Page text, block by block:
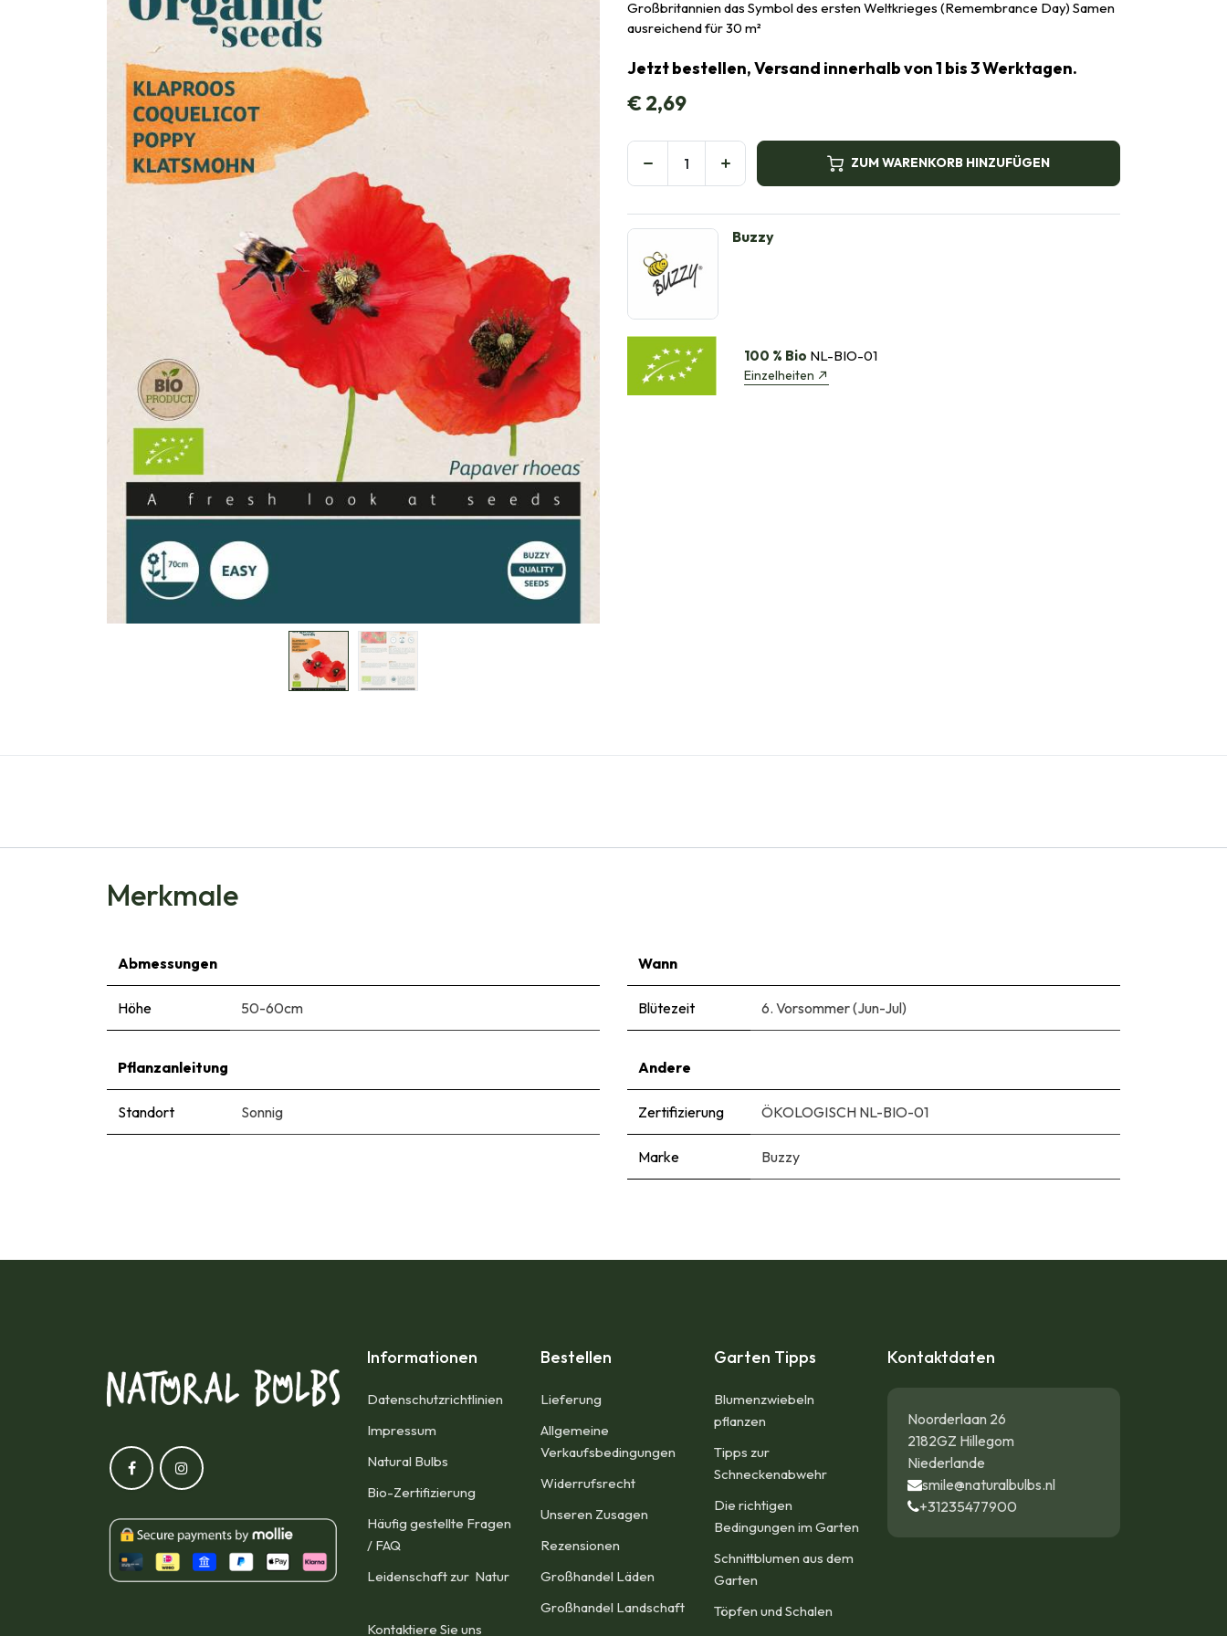
Großbritannien das Symbol des ersten Weltkrieges (Remembrance Day) Samen
ausreichend für 30 m²
Jetzt bestellen, Versand innerhalb von 1 bis 3 Werktagen.
€2,69
ZUM WARENKORB HINZUFÜGEN
Buzzy
100 % Bio NL-BIO-01
Einzelheiten
Merkmale
Abmessungen
Höhe 50-60cm
Wann
Blütezeit 6. Vorsommer (Jun-Jul)
Pflanzanleitung
Standort Sonnig
Andere
Zertifizierung ÖKOLOGISCH NL-BIO-01
Marke Buzzy
Informationen
Datenschutzrichtlinien
Impressum​
Natural Bulbs
Bio-Zertifizierung
Häufig gestellte Fragen
/ FAQ
Leidenschaft zur Natur
Kontaktiere Sie uns
Bestellen
Lieferung
Allgemeine
Verkaufsbedingungen​
Widerrufsrecht
Unseren Zusagen
Rezensionen​
Großhandel Läden
Großhandel Landschaft
Garten Tipps
Blumenzwiebeln
pflanzen
Tipps zur
Schneckenabwehr
Die richtigen
Bedingungen im Garten
Schnittblumen aus dem
Garten
Töpfen und Schalen
Kontaktdaten
Noorderlaan 26
2182GZ Hillegom
Niederlande
smile@naturalbulbs.nl
+31235477900